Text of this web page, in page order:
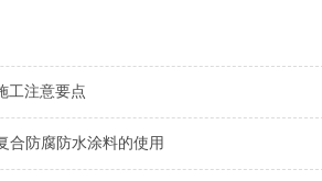
工注意要点
合防腐防水涂料的使用